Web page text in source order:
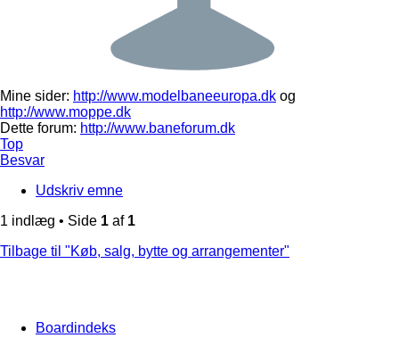
Mine sider: http://www.modelbaneeuropa.dk og
http://www.moppe.dk
Dette forum: http://www.baneforum.dk
Top
Besvar
Udskriv emne
1 indlæg • Side 1 af 1
Tilbage til "Køb, salg, bytte og arrangementer"
Boardindeks